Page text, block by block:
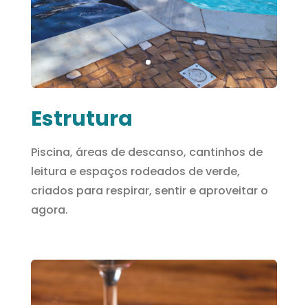
Estrutura
Piscina, áreas de descanso, cantinhos de
leitura e espaços rodeados de verde,
criados para respirar, sentir e aproveitar o
agora.